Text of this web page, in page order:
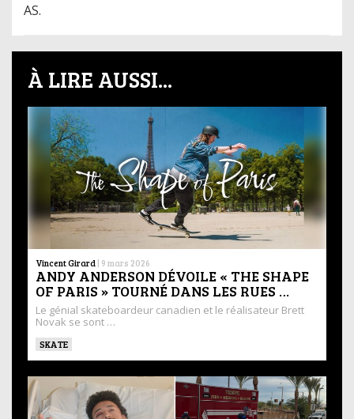
AS.
À LIRE AUSSI...
Vincent Girard | 9 mars 2026
ANDY ANDERSON DÉVOILE « THE SHAPE
OF PARIS » TOURNÉ DANS LES RUES …
Le génial skateboardeur canadien et le réalisateur Brett
Novak se sont …
SKATE